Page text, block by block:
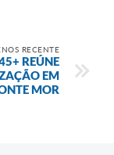
RECENTE
REÚNE
EM
MOR